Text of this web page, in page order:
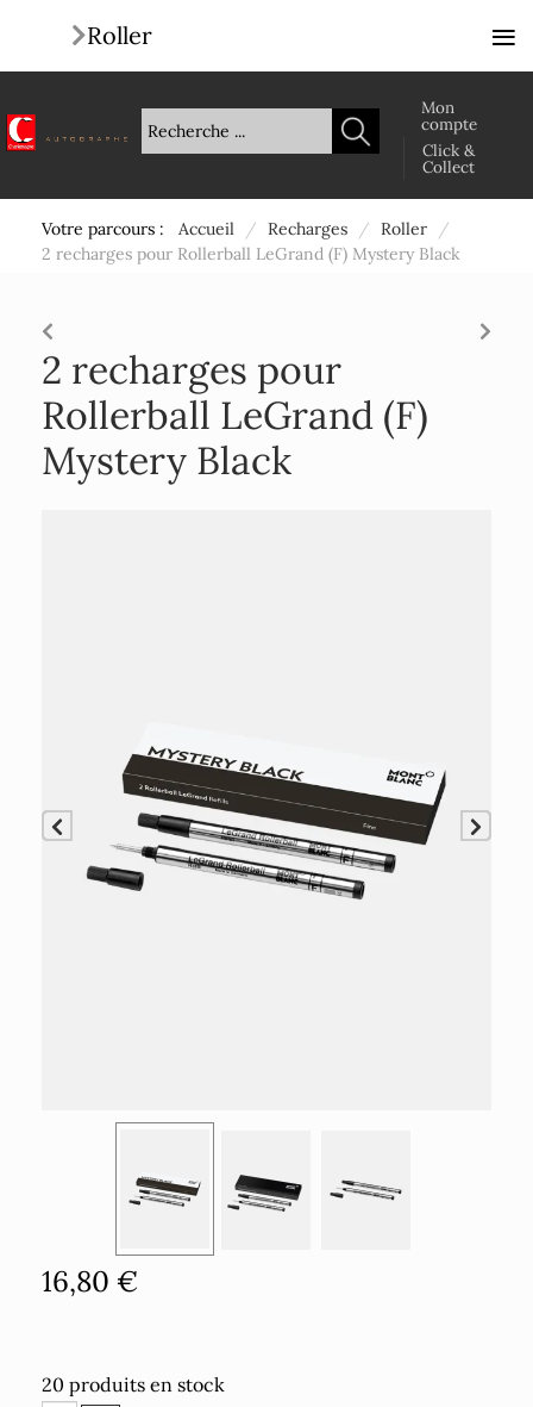
Mon
compte
Click &
Collect
Votre parcours : Accueil / Recharges / Roller
/
2 recharges pour Rollerball LeGrand (F) Mystery Black
2 recharges pour
Rollerball LeGrand (F)
Mystery Black
16,80 €
20 produits en stock
Roller ≡